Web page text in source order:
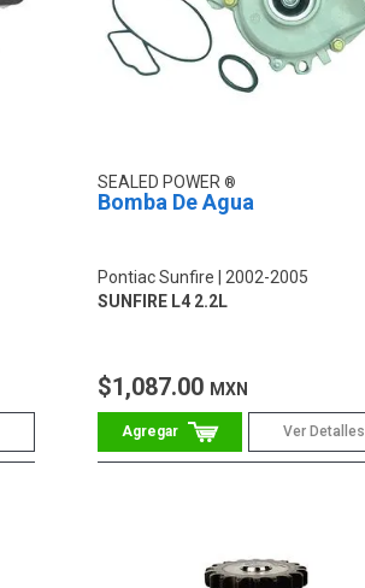
SEALED POWER
Bomba De Agua
Pontiac Sunfire
2002-2005
SUNFIRE L4 2.2L
$1,087.00 MXN
Ver Detalles